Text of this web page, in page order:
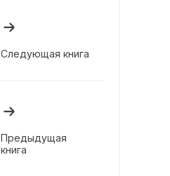
Следующая книга
Предыдущая
книга